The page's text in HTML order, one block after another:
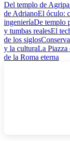
Del templo de
de AdrianoEl óculo:
ingenieríaDe templo
y tumbas realesEl
de los siglos
y la culturaLa Piazza
de la Roma eterna